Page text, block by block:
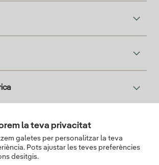
la teva privacitat
galetes per personalitzar la teva
Pots ajustar les teves preferències
desitgis.